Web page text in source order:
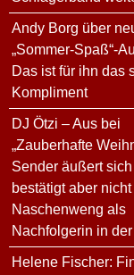
Andy Borg über
„Sommer-Spaß“-
Das ist für ihn das
Kompliment
DJ Ötzi – Aus bei
„Zauberhafte
Sender äußert
bestätigt aber
Naschenweng als
Nachfolgerin in
Helene Fischer: